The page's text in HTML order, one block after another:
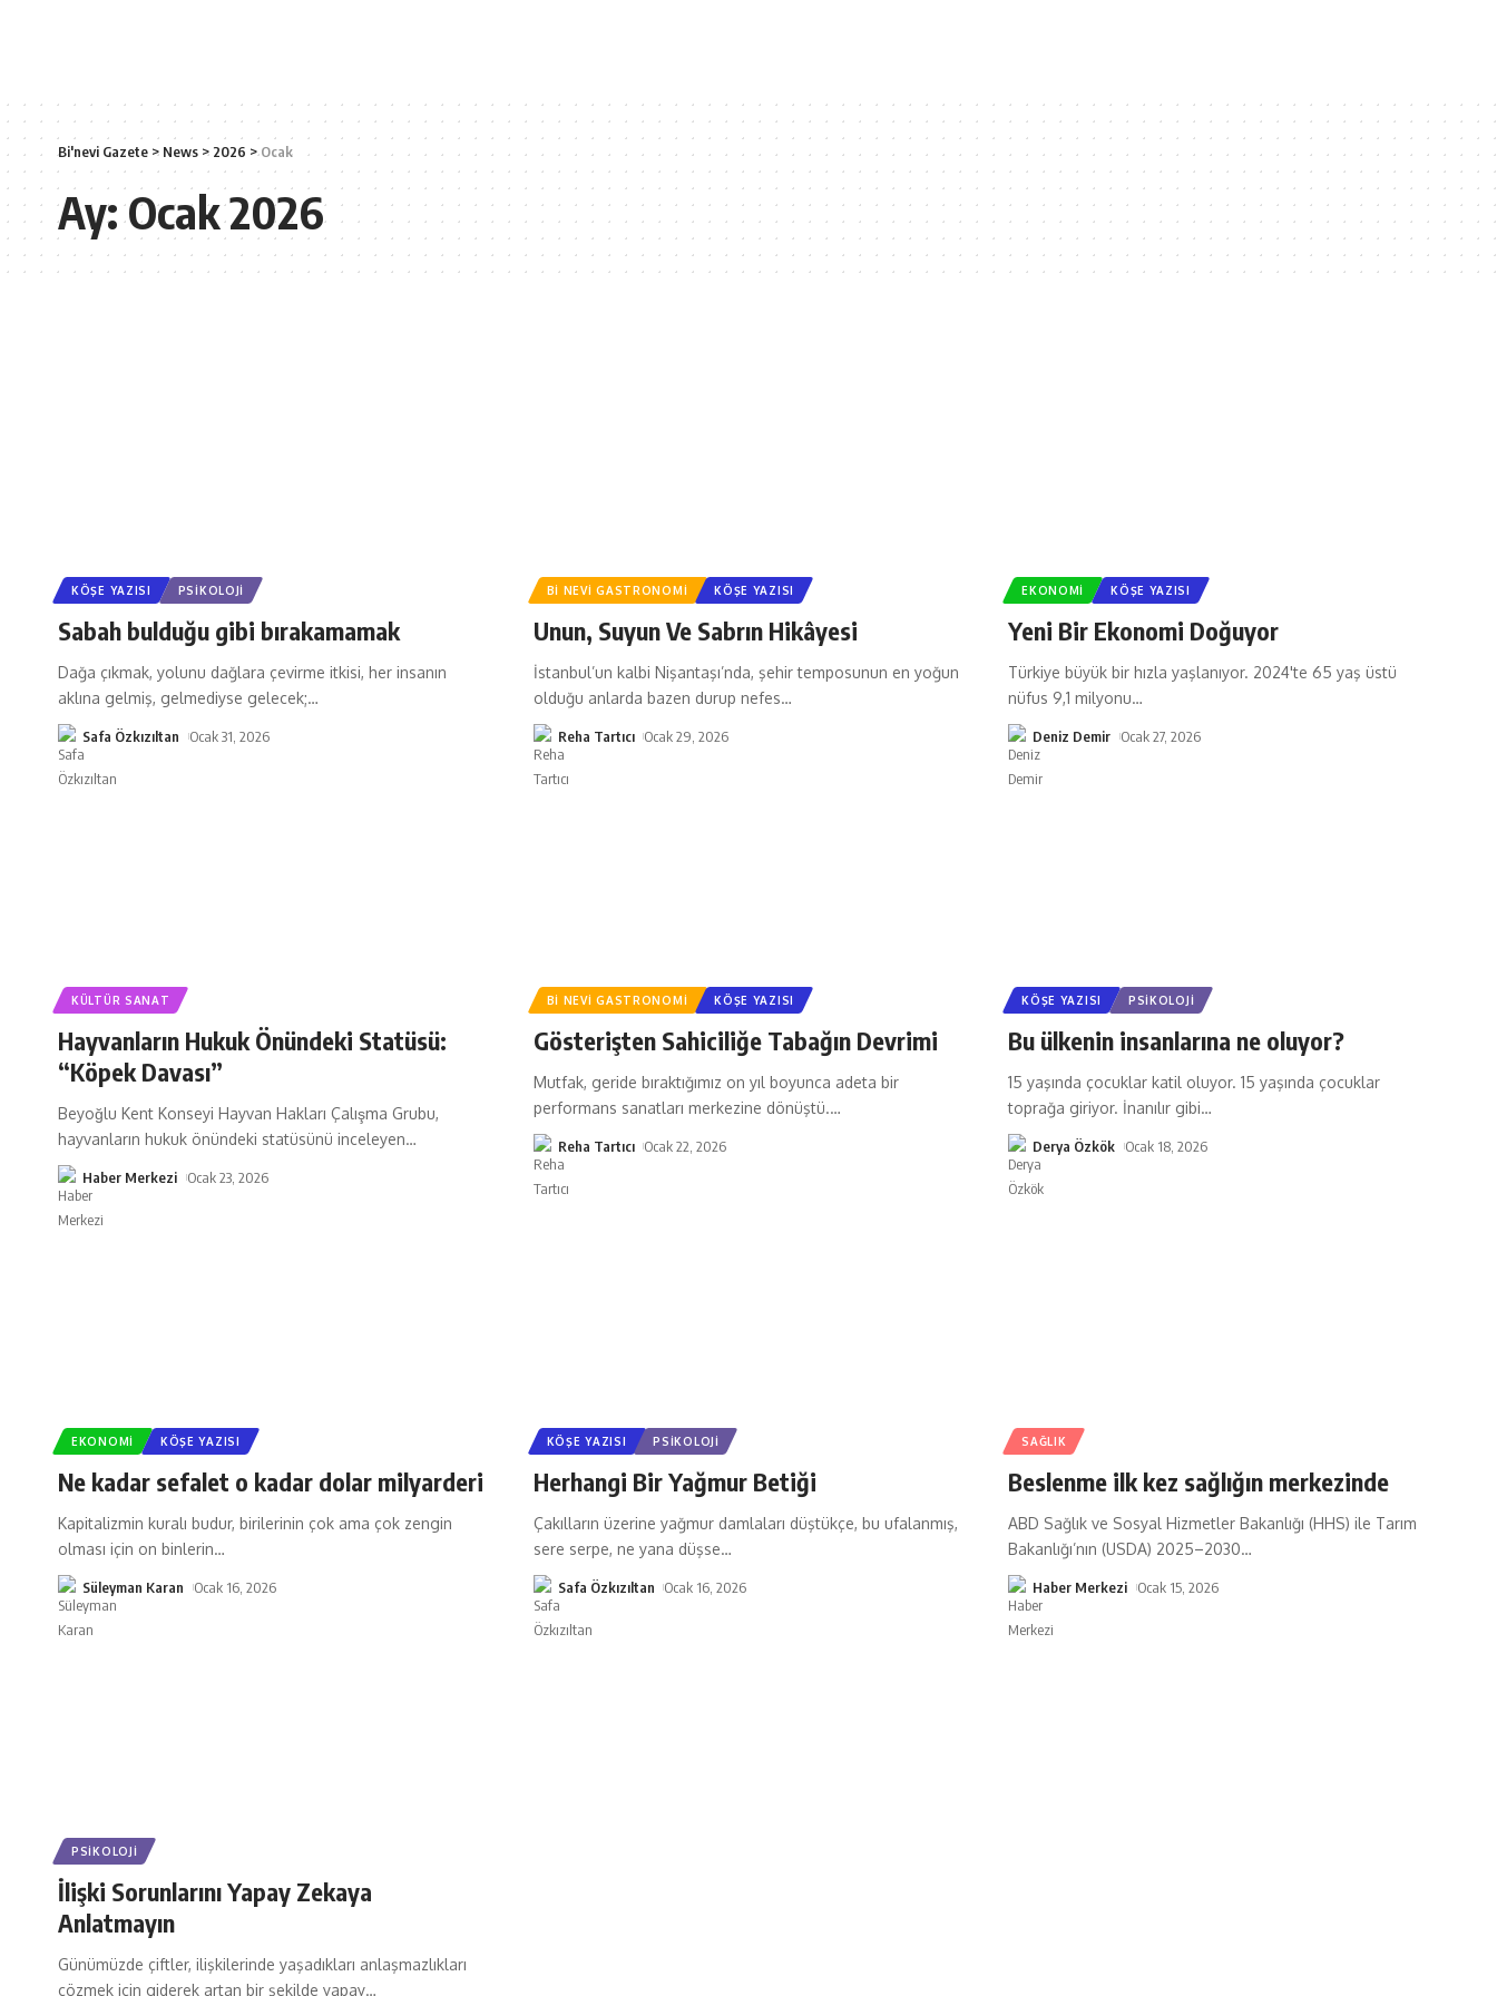
Bi'nevi Gazete > News > 2026 >Ocak
Ay:Ocak 2026
KÖŞE YAZISI PSIKOLOJI
Sabah bulduğu gibi bırakamamak
Dağa çıkmak, yolunu dağlara çevirme itkisi, her insanın
aklına gelmiş, gelmediyse gelecek;…
Safa Özkızıltan Ocak 31, 2026
BI NEVI GASTRONOMI KÖŞE YAZISI
Unun, Suyun Ve Sabrın Hikâyesi
İstanbul’un kalbi Nişantaşı’nda, şehir temposunun en yoğun
olduğu anlarda bazen durup nefes…
Reha Tartıcı Ocak 29, 2026
EKONOMI KÖŞE YAZISI
Yeni Bir Ekonomi Doğuyor
Türkiye büyük bir hızla yaşlanıyor. 2024'te 65 yaş üstü
nüfus 9,1 milyonu…
Deniz Demir Ocak 27, 2026
KÜLTÜR SANAT
Hayvanların Hukuk Önündeki Statüsü:
“Köpek Davası”
Beyoğlu Kent Konseyi Hayvan Hakları Çalışma Grubu,
hayvanların hukuk önündeki statüsünü inceleyen…
Haber Merkezi Ocak 23, 2026
BI NEVI GASTRONOMI KÖŞE YAZISI
Gösterişten Sahiciliğe Tabağın Devrimi
Mutfak, geride bıraktığımız on yıl boyunca adeta bir
performans sanatları merkezine dönüştü.…
Reha Tartıcı Ocak 22, 2026
KÖŞE YAZISI PSIKOLOJI
Bu ülkenin insanlarına ne oluyor?
15 yaşında çocuklar katil oluyor. 15 yaşında çocuklar
toprağa giriyor. İnanılır gibi…
Derya Özkök Ocak 18, 2026
EKONOMI KÖŞE YAZISI
Ne kadar sefalet o kadar dolar milyarderi
Kapitalizmin kuralı budur, birilerinin çok ama çok zengin
olması için on binlerin…
Süleyman Karan Ocak 16, 2026
KÖŞE YAZISI PSIKOLOJI
Herhangi Bir Yağmur Betiği
Çakılların üzerine yağmur damlaları düştükçe, bu ufalanmış,
sere serpe, ne yana düşse…
Safa Özkızıltan Ocak 16, 2026
SAĞLIK
Beslenme ilk kez sağlığın merkezinde
ABD Sağlık ve Sosyal Hizmetler Bakanlığı (HHS) ile Tarım
Bakanlığı’nın (USDA) 2025–2030…
Haber Merkezi Ocak 15, 2026
PSIKOLOJI
İlişki Sorunlarını Yapay Zekaya
Anlatmayın
Günümüzde çiftler, ilişkilerinde yaşadıkları anlaşmazlıkları
çözmek için giderek artan bir şekilde yapay…